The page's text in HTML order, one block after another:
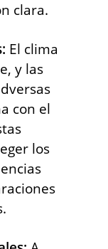
clara.
El clima
y las
con el
los